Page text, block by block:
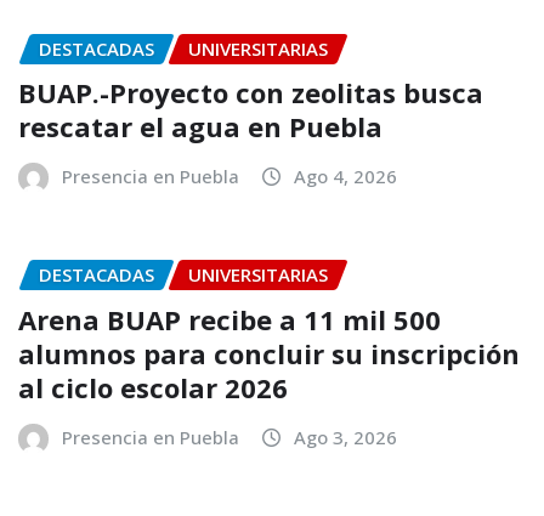
DESTACADAS UNIVERSITARIAS
BUAP.-Proyecto con zeolitas busca
rescatar el agua en Puebla
Presencia en Puebla Ago 4, 2026
DESTACADAS UNIVERSITARIAS
Arena BUAP recibe a 11 mil 500
alumnos para concluir su inscripción
al ciclo escolar 2026
Presencia en Puebla Ago 3, 2026